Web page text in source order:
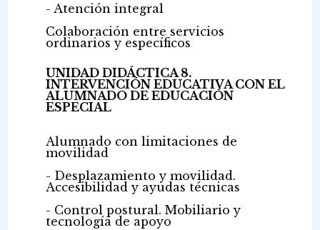
- Atención integral
Colaboración entre servicios
ordinarios y específicos
UNIDAD DIDÁCTICA 8.
INTERVENCIÓN EDUCATIVA CON EL
ALUMNADO DE EDUCACIÓN
ESPECIAL
Alumnado con limitaciones de
movilidad
- Desplazamiento y movilidad.
Accesibilidad y ayudas técnicas
- Control postural. Mobiliario y
tecnología de apoyo